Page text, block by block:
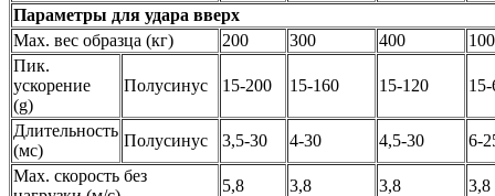
Параметры для удара вверх
Max. вес образца (кг)
200 300 400
Пик.
ускорение
(g)
Полусинус 15-200 15-160 15-120
Длительность
(мс)
Полусинус 3,5-30 4-30 4,5-30
6-
Max. скорость без
5,8 3,8 3,8 3,8